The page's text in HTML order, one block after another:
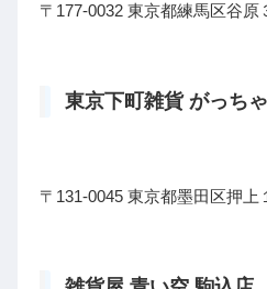
〒177-0032 東京都練馬区谷原
東京下町雑貨 がっち
〒131-0045 東京都墨田区押上